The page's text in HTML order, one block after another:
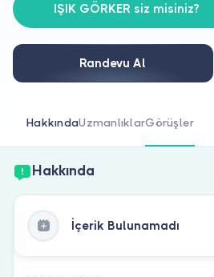
Doktorlar için
Doktor musunuz?
IŞIK GÖRKER siz misiniz?
Randevu Al
HakkındaUzmanlıklarGörüşler
Hakkında
İçerik Bulunamadı